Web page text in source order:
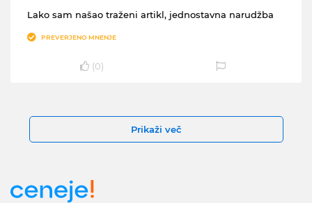
Lako sam našao traženi artikl, jednostavna narudžba
PREVERJENO MNENJE
(0)
Prikaži več